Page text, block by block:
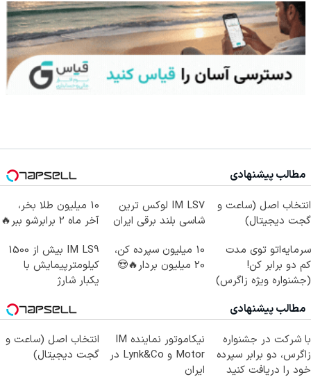
مطالب پیشنهادی
انتخاب اصل (ساعت و
گجت دیجیتال)
IM LS7 لوکس ترین
شاسی بلند برقی ایران
10 میلیون طلا بخر،
آخر ماه 2 برابرشو ببر🔥
سرمایه‌اتو توی مدت
کم دو برابر کن!
(جشنواره ویژه زاگرس)
10 میلیون سپرده کن،
20 میلیون بردار🔥😍
IM LS9 بیش از 1500
کیلومترپیمایش با
یکبار شارژ
مطالب پیشنهادی
با شرکت در جشنواره
زاگرس، دو برابر سپرده
خود را دریافت کنید
نیکاموتور نماینده IM
Motor و Lynk&Co در
ایران
انتخاب اصل (ساعت و
گجت دیجیتال)